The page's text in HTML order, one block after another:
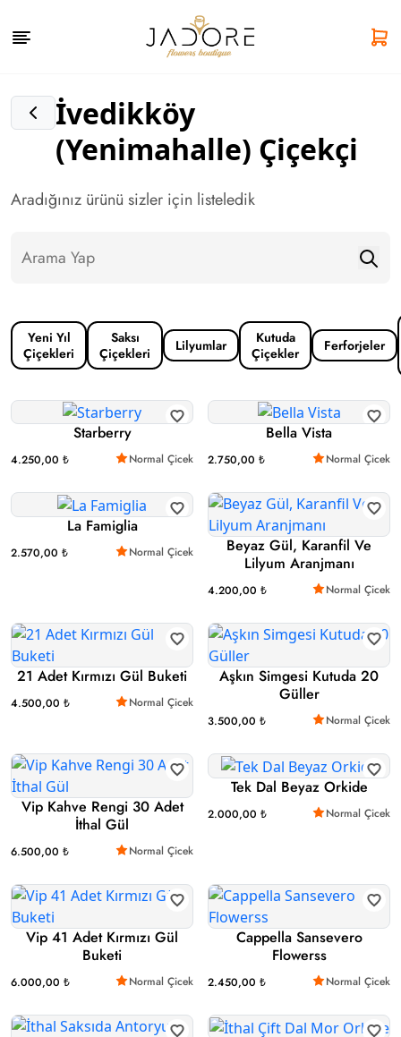
İvedikköy
(Yenimahalle) Çiçekçi
Aradığınız ürünü sizler için listeledik
Yeni Yıl
Çiçekleri
Saksı
Çiçekleri
Lilyumlar
Kutuda
Çiçekler
Ferforjeler
Starberry
4.250,00 ₺ Normal Çicek
Bella Vista
2.750,00 ₺ Normal Çicek
La Famiglia
2.570,00 ₺ Normal Çicek
Beyaz Gül, Karanfil Ve
Lilyum Aranjmanı
4.200,00 ₺ Normal Çicek
21 Adet Kırmızı Gül Buketi
4.500,00 ₺ Normal Çicek
Aşkın Simgesi Kutuda 20
Güller
3.500,00 ₺ Normal Çicek
Vip Kahve Rengi 30 Adet
İthal Gül
6.500,00 ₺ Normal Çicek
Tek Dal Beyaz Orkide
2.000,00 ₺ Normal Çicek
Vip 41 Adet Kırmızı Gül
Buketi
6.000,00 ₺ Normal Çicek
Cappella Sansevero
Flowerss
2.450,00 ₺ Normal Çicek